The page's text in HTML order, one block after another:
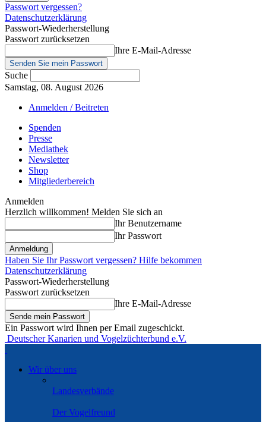
Passwort vergessen?
Datenschutzerklärung
Passwort-Wiederherstellung
Passwort zurücksetzen
Ihre E-Mail-Adresse
Suche
Samstag, 08. August 2026
Anmelden / Beitreten
Spenden
Presse
Mediathek
Newsletter
Shop
Mitgliederbereich
Anmelden
Herzlich willkommen! Melden Sie sich an
Ihr Benutzername
Ihr Passwort
Haben Sie Ihr Passwort vergessen? Hilfe bekommen
Datenschutzerklärung
Passwort-Wiederherstellung
Passwort zurücksetzen
Ihre E-Mail-Adresse
Ein Passwort wird Ihnen per Email zugeschickt.
Deutscher Kanarien und Vogelzüchterbund e.V.
Wir über uns
Landesverbände
Der Vogelfreund